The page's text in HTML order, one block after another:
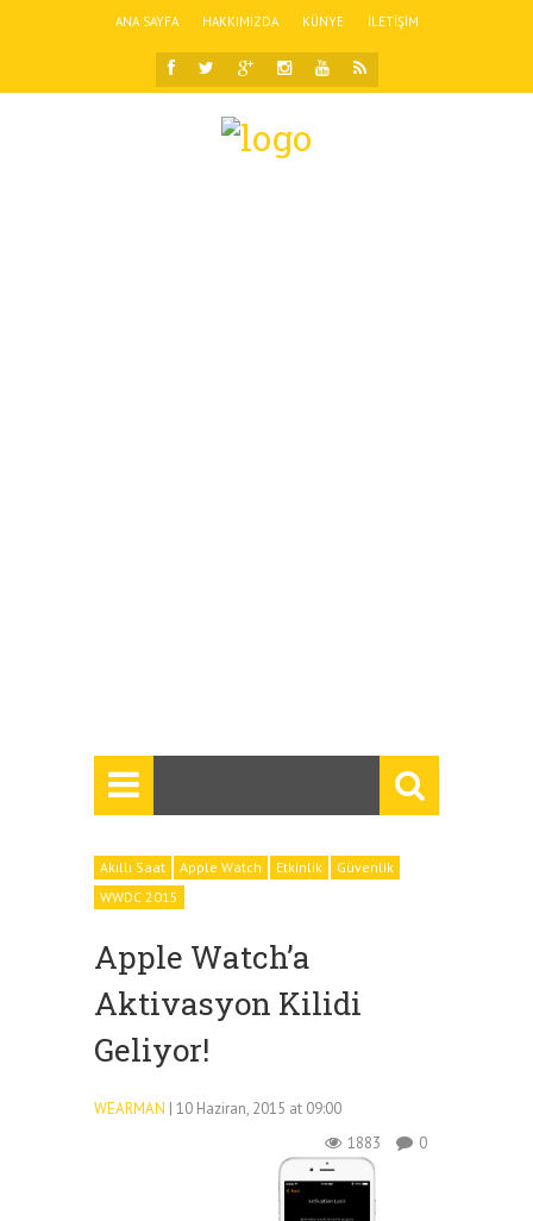
ANA SAYFA HAKKIMIZDA KÜNYE İLETIŞIM
Akıllı Saat Apple Watch Etkinlik
Güvenlik
WWDC 2015
Apple Watch’a
Aktivasyon Kilidi
Geliyor!
WEARMAN | 10 Haziran, 2015 at 09:00
1883
0